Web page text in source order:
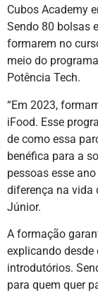
Cubos Academy
Sendo 80 bolsas
formarem no
meio do
Potência Tech.
“Em 2023,
iFood. Esse
de como essa
benéfica para a
pessoas esse
diferença na vida
Júnior.
A formação
explicando
introdutórios.
para quem quer